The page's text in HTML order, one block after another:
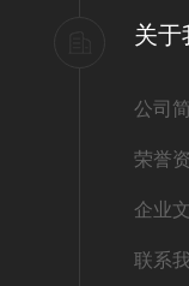
关于
公司
荣誉
企业
联系